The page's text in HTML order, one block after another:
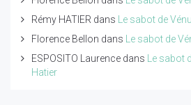
Rémy HATIER dans Le sabot de
Florence Bellon dans Le sabot de
ESPOSITO Laurence dans Le sabot
Hatier